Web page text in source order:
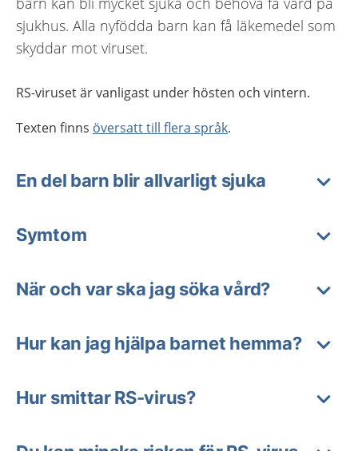
sjukhus. Alla nyfödda barn kan få läkemedel som
skyddar mot viruset.
RS-viruset är vanligast under hösten och vintern.
Texten finns översatt till flera språk.
En del barn blir allvarligt sjuka
Symtom
När och var ska jag söka vård?
Hur kan jag hjälpa barnet hemma?
Hur smittar RS-virus?